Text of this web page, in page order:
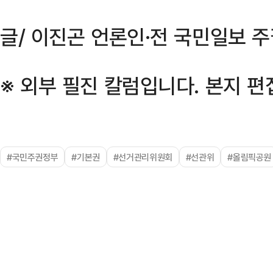
글/ 이진곤 언론인·전 국민일보
※ 외부 필진 칼럼입니다. 본지
#국민주권정부 #기본권 #선거관리위원회 #선관위 #올림픽공원